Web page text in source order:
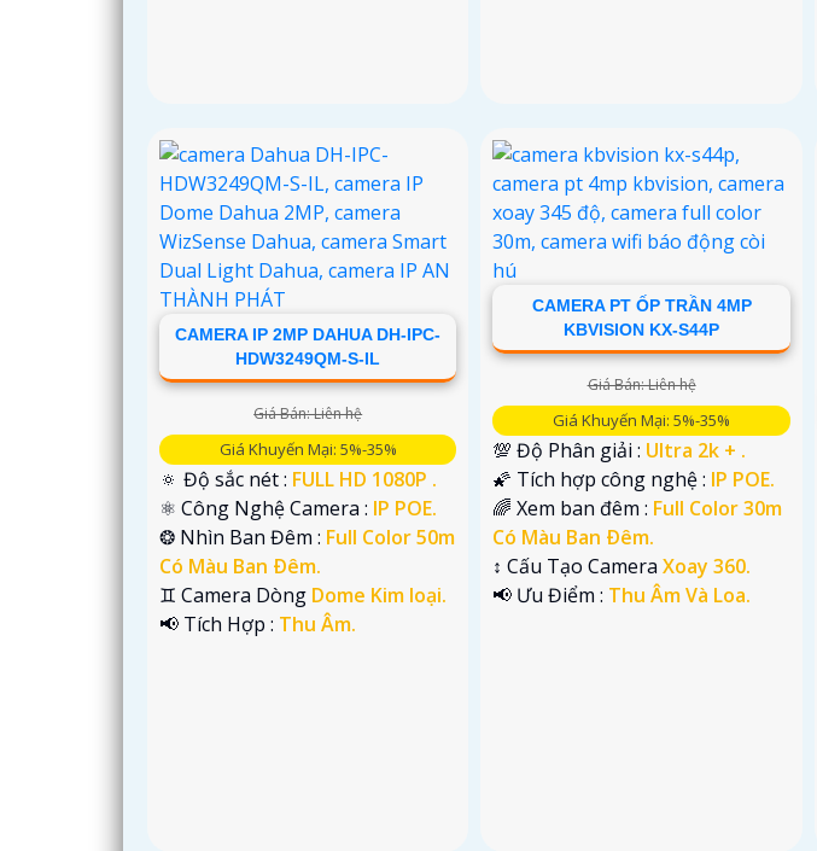
CAMERA IP 2MP DAHUA DH-IPC-
HDW3249QM-S-IL
Giá Bán: Liên hệ
Giá Khuyến Mại: 5%-35%
🔅 Độ sắc nét : FULL HD 1080P .
⚛️ Công Nghệ Camera : IP POE.
❂ Nhìn Ban Đêm : Full Color 50m
Có Màu Ban Ðêm.
♊ Camera Dòng Dome Kim loại.
️📢 Tích Hợp : Thu Âm.
CAMERA PT ỐP TRẦN 4MP
KBVISION KX-S44P
Giá Bán: Liên hệ
Giá Khuyến Mại: 5%-35%
💯 Độ Phân giải : Ultra 2k + .
🌠 Tích hợp công nghệ : IP POE.
🌈 Xem ban đêm : Full Color 30m
Có Màu Ban Ðêm.
↕️ Cấu Tạo CameraXoay 360.
️📢 Ưu Điểm : Thu Âm Và Loa.